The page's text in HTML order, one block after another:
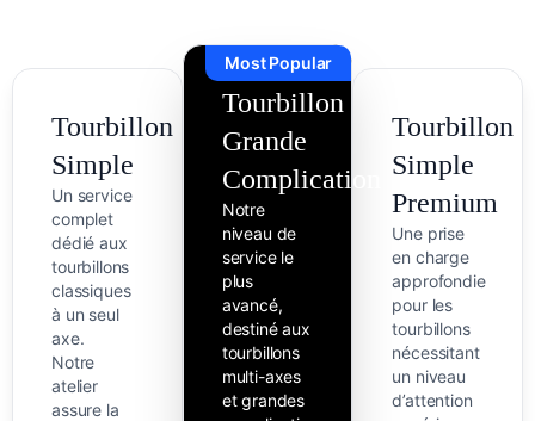
Tourbillon
Simple
Un service
complet
dédié aux
tourbillons
classiques
à un seul
axe.
Notre
atelier
assure la
Most Popular
Tourbillon
Grande
Complication
Notre
niveau de
service le
plus
avancé,
destiné aux
tourbillons
multi-axes
et grandes
Tourbillon
Simple
Premium
Une prise
en charge
approfondie
pour les
tourbillons
nécessitant
un niveau
d’attention